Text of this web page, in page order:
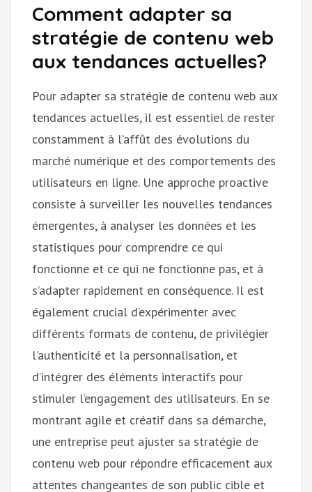
Comment adapter sa
stratégie de contenu web
aux tendances actuelles?
Pour adapter sa stratégie de contenu web aux
tendances actuelles, il est essentiel de rester
constamment à l’affût des évolutions du
marché numérique et des comportements des
utilisateurs en ligne. Une approche proactive
consiste à surveiller les nouvelles tendances
émergentes, à analyser les données et les
statistiques pour comprendre ce qui
fonctionne et ce qui ne fonctionne pas, et à
s’adapter rapidement en conséquence. Il est
également crucial d’expérimenter avec
différents formats de contenu, de privilégier
l’authenticité et la personnalisation, et
d’intégrer des éléments interactifs pour
stimuler l’engagement des utilisateurs. En se
montrant agile et créatif dans sa démarche,
une entreprise peut ajuster sa stratégie de
contenu web pour répondre efficacement aux
attentes changeantes de son public cible et